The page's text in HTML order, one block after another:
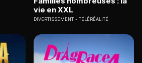
vie en XXL
DIVERTISSEMENT TÉLÉRÉALITÉ